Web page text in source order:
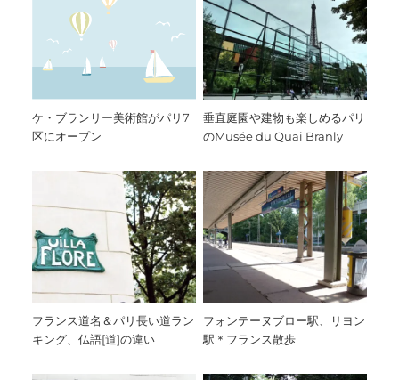
ケ・ブランリー美術館がパリ7
区にオープン
垂直庭園や建物も楽しめるパリ
のMusée du Quai Branly
フランス道名＆パリ長い道ラン
キング、仏語[道]の違い
フォンテーヌブロー駅、リヨン
駅＊フランス散歩